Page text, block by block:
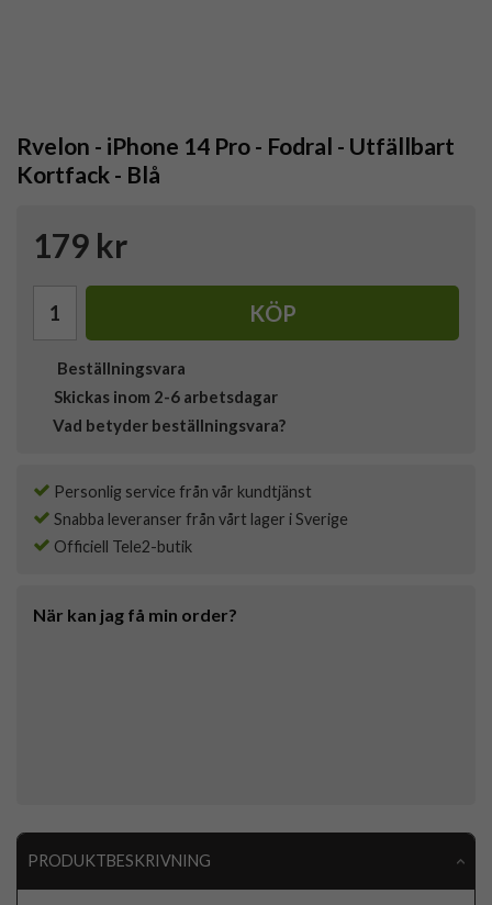
Rvelon - iPhone 14 Pro - Fodral - Utfällbart
Kortfack - Blå
179 kr
KÖP
Beställningsvara
Skickas inom 2-6 arbetsdagar
Vad betyder beställningsvara?
Personlig service från vår kundtjänst
Snabba leveranser från vårt lager i Sverige
Officiell Tele2-butik
När kan jag få min order?
PRODUKTBESKRIVNING